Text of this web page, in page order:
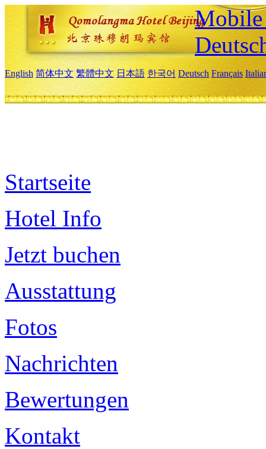
Mobile
English 简体中文 繁體中文 日本語 한국어 Deutsch Français
Startseite
Hotel Info
Jetzt buchen
Ausstattung
Fotos
Nachrichten
Bewertungen
Kontakt